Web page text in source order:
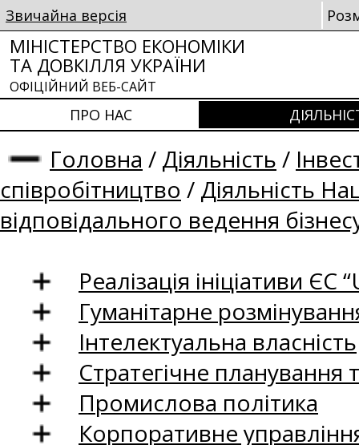
Звичайна версія
МІНІСТЕРСТВО ЕКОНОМІКИ
ТА ДОВКІЛЛЯ УКРАЇНИ
ОФІЦІЙНИЙ ВЕБ-САЙТ
ПРО НАС
Головна / Діяльність /
співробітництво / Діяльність
відповідального ведення
Реалізація ініціативи ЄС
Гуманітарне
Інтелектуальна власність
Стратегічне
Промислова політика
Корпоративне